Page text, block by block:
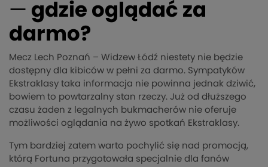
— gdzie oglądać za
darmo?
Mecz Lech Poznań – Widzew Łódź niestety nie będzie
dostępny dla kibiców w pełni za darmo. Sympatyków
Ekstraklasy taka informacja nie powinna jednak dziwić,
bowiem to powtarzalny stan rzeczy. Już od dłuższego
czasu żaden z legalnych bukmacherów nie oferuje
możliwości oglądania na żywo spotkań Ekstraklasy.
Tym bardziej zatem warto pochylić się nad promocją,
którą Fortuna przygotowała specjalnie dla fanów